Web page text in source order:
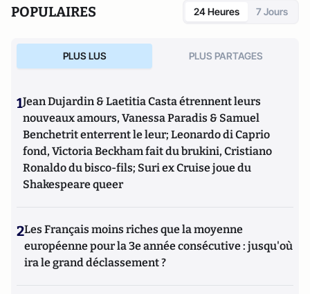
POPULAIRES 24 Heures 7 Jours
PLUS LUS PLUS PARTAGES
1Jean Dujardin & Laetitia Casta étrennent leurs
nouveaux amours, Vanessa Paradis & Samuel
Benchetrit enterrent le leur; Leonardo di Caprio
fond, Victoria Beckham fait du brukini, Cristiano
Ronaldo du bisco-fils; Suri ex Cruise joue du
Shakespeare queer
2Les Français moins riches que la moyenne
européenne pour la 3e année consécutive : jusqu'où
ira le grand déclassement ?